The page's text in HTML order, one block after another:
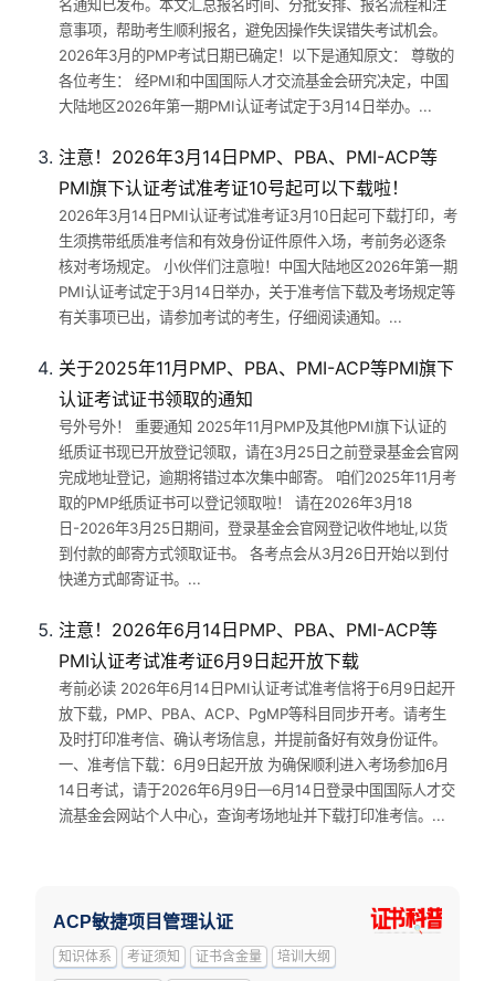
名通知已发布。本文汇总报名时间、分批安排、报名流程和注
意事项，帮助考生顺利报名，避免因操作失误错失考试机会。
2026年3月的PMP考试日期已确定！以下是通知原文： 尊敬的
各位考生： 经PMI和中国国际人才交流基金会研究决定，中国
大陆地区2026年第一期PMI认证考试定于3月14日举办。...
注意！2026年3月14日PMP、PBA、PMI-ACP等
PMI旗下认证考试准考证10号起可以下载啦！
2026年3月14日PMI认证考试准考证3月10日起可下载打印，考
生须携带纸质准考信和有效身份证件原件入场，考前务必逐条
核对考场规定。 小伙伴们注意啦！中国大陆地区2026年第一期
PMI认证考试定于3月14日举办，关于准考信下载及考场规定等
有关事项已出，请参加考试的考生，仔细阅读通知。...
关于2025年11月PMP、PBA、PMI-ACP等PMI旗下
认证考试证书领取的通知
号外号外！ 重要通知 2025年11月PMP及其他PMI旗下认证的
纸质证书现已开放登记领取，请在3月25日之前登录基金会官网
完成地址登记，逾期将错过本次集中邮寄。 咱们2025年11月考
取的PMP纸质证书可以登记领取啦！ 请在2026年3月18
日-2026年3月25日期间，登录基金会官网登记收件地址,以货
到付款的邮寄方式领取证书。 各考点会从3月26日开始以到付
快递方式邮寄证书。...
注意！2026年6月14日PMP、PBA、PMI-ACP等
PMI认证考试准考证6月9日起开放下载
考前必读 2026年6月14日PMI认证考试准考信将于6月9日起开
放下载，PMP、PBA、ACP、PgMP等科目同步开考。请考生
及时打印准考信、确认考场信息，并提前备好有效身份证件。
一、准考信下载：6月9日起开放 为确保顺利进入考场参加6月
14日考试，请于2026年6月9日—6月14日登录中国国际人才交
流基金会网站个人中心，查询考场地址并下载打印准考信。...
ACP敏捷项目管理认证
知识体系 考证须知 证书含金量 培训大纲